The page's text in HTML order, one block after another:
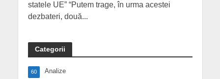
statele UE” “Putem trage, în urma acestei
dezbateri, două...
Categorii
Analize
60